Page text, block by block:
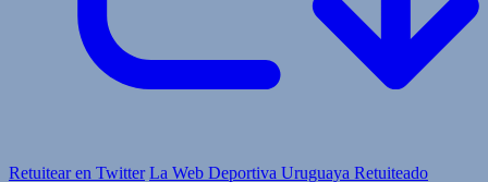
Retuitear en Twitter La Web Deportiva Uruguaya Retuiteado